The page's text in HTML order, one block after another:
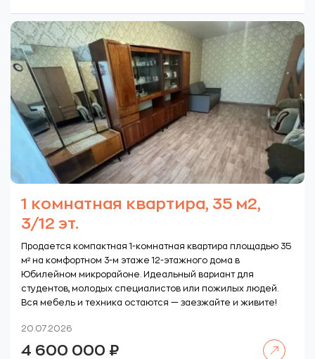
1 комнатная квартира, 35 м2,
3/12 эт.
Продается компактная 1-комнатная квартира площадью 35
м² на комфортном 3-м этаже 12-этажного дома в
Юбилейном микрорайоне. Идеальный вариант для
студентов, молодых специалистов или пожилых людей.
Вся мебель и техника остаются — заезжайте и живите!
20.07.2026
4 600 000 ₽